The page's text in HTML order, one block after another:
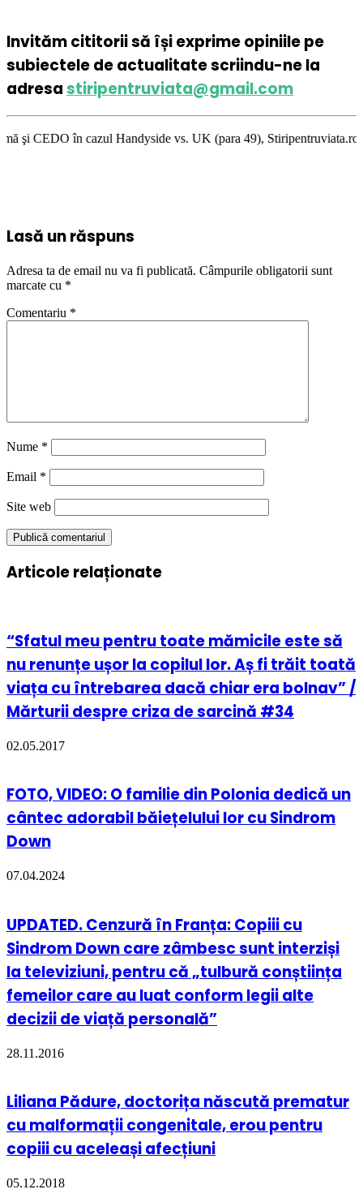
Invităm cititorii să își exprime opiniile pe
subiectele de actualitate scriindu-ne la
adresastiripentruviata@gmail.com
Handyside vs. UK (para 49), Stiripentruviata.ro consideră că
Lasă un răspuns
Adresa ta de email nu va fi publicată. Câmpurile obligatorii sunt
marcate cu *
Comentariu *
Nume *
Email *
Site web
Articole relaționate
“Sfatul meu pentru toate mămicile este să
nu renunțe ușor la copilul lor. Aș fi trăit toată
viața cu întrebarea dacă chiar era bolnav” /
Mărturii despre criza de sarcină #34
02.05.2017
FOTO, VIDEO: O familie din Polonia dedică un
cântec adorabil băiețelului lor cu Sindrom
Down
07.04.2024
UPDATED. Cenzură în Franța: Copiii cu
Sindrom Down care zâmbesc sunt interziși
la televiziuni, pentru că „tulbură conștiința
femeilor care au luat conform legii alte
decizii de viață personală”
28.11.2016
Liliana Pădure, doctorița născută prematur
cu malformații congenitale, erou pentru
copiii cu aceleași afecțiuni
05.12.2018